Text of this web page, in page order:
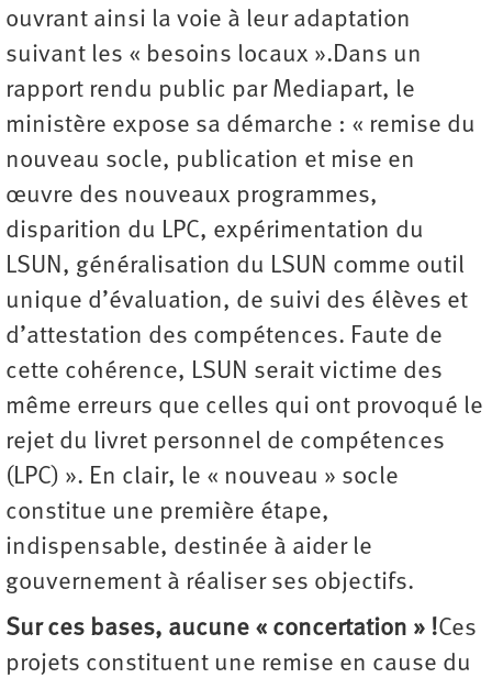
ouvrant ainsi la voie à leur adaptation
suivant les « besoins locaux ».Dans un
rapport rendu public par Mediapart, le
ministère expose sa démarche : « remise du
nouveau socle, publication et mise en
œuvre des nouveaux programmes,
disparition du LPC, expérimentation du
LSUN, généralisation du LSUN comme outil
unique d’évaluation, de suivi des élèves et
d’attestation des compétences. Faute de
cette cohérence, LSUN serait victime des
même erreurs que celles qui ont provoqué le
rejet du livret personnel de compétences
(LPC) ». En clair, le « nouveau » socle
constitue une première étape,
indispensable, destinée à aider le
gouvernement à réaliser ses objectifs.
Sur ces bases, aucune « concertation » !Ces
projets constituent une remise en cause du